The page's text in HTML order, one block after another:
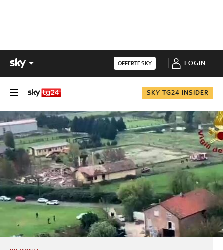
OFFERTE SKY LOGIN
SKY TG24 INSIDER